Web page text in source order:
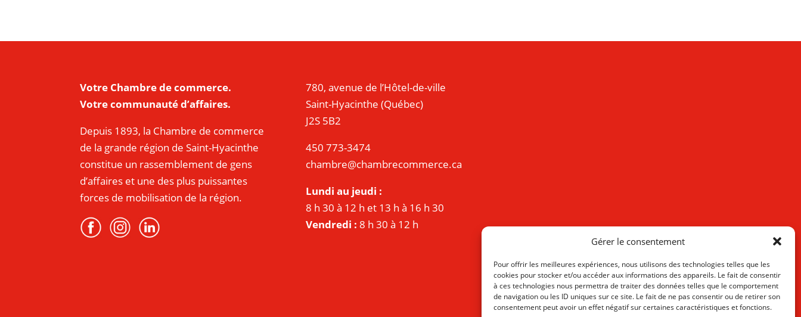
Gérer le consentement
Pour offrir les meilleures expériences, nous utilisons des technologies telles que les
cookies pour stocker et/ou accéder aux informations des appareils. Le fait de consentir
à ces technologies nous permettra de traiter des données telles que le comportement
de navigation ou les ID uniques sur ce site. Le fait de ne pas consentir ou de retirer son
consentement peut avoir un effet négatif sur certaines caractéristiques et fonctions.
Votre Chambre de commerce.
Votre communauté d’affaires.
Depuis 1893, la Chambre de commerce
de la grande région de Saint-Hyacinthe
constitue un rassemblement de gens
d’affaires et une des plus puissantes
forces de mobilisation de la région.
780, avenue de l’Hôtel-de-ville
Saint-Hyacinthe (Québec)
J2S 5B2
450 773-3474
chambre@chambrecommerce.ca
Lundi au jeudi :
8 h 30 à 12 h et 13 h à 16 h 30
Vendredi : 8 h 30 à 12 h